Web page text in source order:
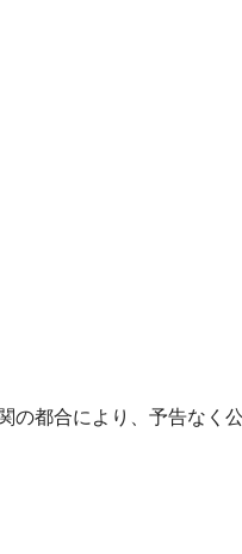
都合により、予告なく